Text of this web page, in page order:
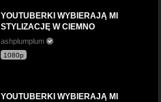
YOUTUBERKI WYBIERAJĄ MI
STYLIZACJĘ W CIEMNO
ashplumplum
1080p
YOUTUBERKI WYBIERAJĄ MI